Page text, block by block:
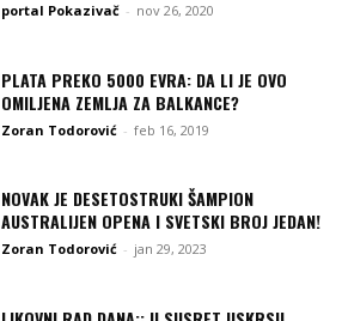
portal Pokazivač - nov 26, 2020
PLATA PREKO 5000 EVRA: DA LI JE OVO
OMILJENA ZEMLJA ZA BALKANCE?
Zoran Todorović - feb 16, 2019
NOVAK JE DESETOSTRUKI ŠAMPION
AUSTRALIJEN OPENA I SVETSKI BROJ JEDAN!
Zoran Todorović - jan 29, 2023